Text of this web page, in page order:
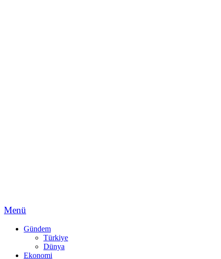
Menü
Gündem
Türkiye
Dünya
Ekonomi